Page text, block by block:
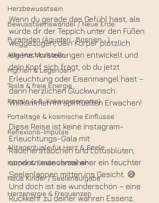
Herzbewusstsein
Bewusstseinswandel / Neue Erde
Pyramiden (Ägypten , Bosnien,...)
Alte Hochkulturen
Mythen & Legenden
Tesla & freie Energie
Rituale (z.B. Kakaozeremonie)
Portaltage & kosmische Einflüsse
Reflexions-Impulse
Alltagsrituale für Herz & Seele
Körper & Seele verstehen
Neue Kinder / Seelenaufgabe
Herzenergie & Frequenzen
Wenn du gerade das Gefühl hast, als
würde dir der Teppich unter den Füßen
weggezogen, dein Körper plötzlich
eigene Vorstellungen entwickelt und
dein Kopf sich fragt, ob du jetzt
Erleuchtung oder Eisenmangel hast –
dann herzlichen Glückwunsch:
Willkommen im spirituellen Erwachen!
Diese Reise ist keine Instagram-
Erleuchtungs-Gala mit
Räucherstäbchen und Lotusblüten,
sondern manchmal eher ein feuchter
Seelenlappen mitten ins Gesicht. 😅
Und doch ist sie wunderschön – eine
Rückkehr zu deiner wahren Essenz.